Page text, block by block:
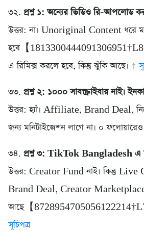
৩২. প্রশ্ন ১: অন্যের ভিডিও রি-আপলোড
উত্তর: না। Unoriginal Content ধরে
হবে【
এ রিমিক্স করলে হবে, কিন্তু ঝুঁকি আছে। ↑
৩৩. প্রশ্ন ২: ১০০০ সাবস্ক্রাইবার নাই।
উত্তর: হ্যাঁ। Affiliate, Brand Deal,
জন্য মনিটাইজেশন লাগে না। ০
৩৪. প্রশ্ন ৩: TikTok Bangladesh এ
উত্তর: Creator Fund নাই। কিন্তু
Brand Deal, Creator
আছে【
সূচিপত্র